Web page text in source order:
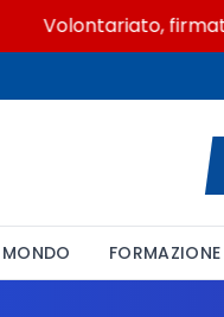
Volontariato, firmata
MONDO FORMAZIONE